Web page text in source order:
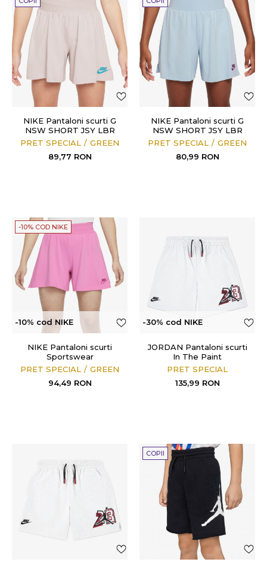
NIKE Pantaloni scurti G
NSW SHORT JSY LBR
PRET SPECIAL
GREEN
89,77 RON
NIKE Pantaloni scurti G
NSW SHORT JSY LBR
PRET SPECIAL
GREEN
80,99 RON
-10% COD NIKE
-10% cod NIKE
NIKE Pantaloni scurti
Sportswear
PRET SPECIAL
GREEN
94,49 RON
-30% cod NIKE
JORDAN Pantaloni scurti
In The Paint
PRET SPECIAL
135,99 RON
COPII